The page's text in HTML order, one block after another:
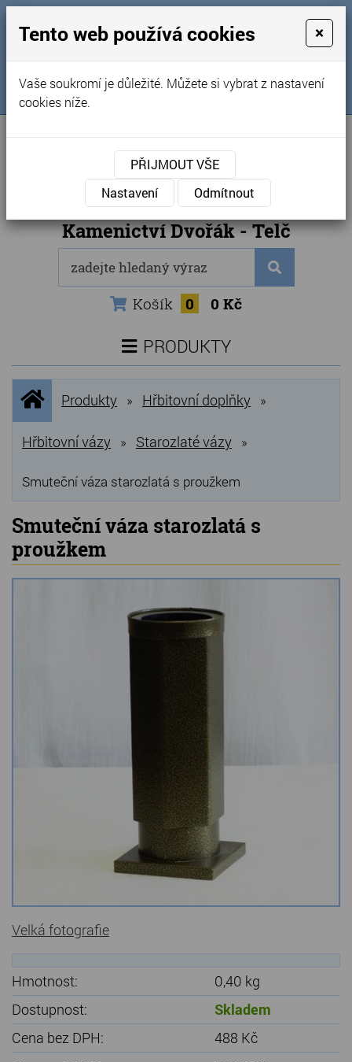
Obchodní podmínky
Kontakty
Naše kamenictví
Sledujte nás na FB
Internetový obchod
Kamenictví Dvořák - Telč
Košík 0 0 Kč
PRODUKTY
NOVINKY
NEJPRODÁVANĚJŠÍ
VÝPRODEJ
Produkty
Grilovací, pečící kameny
Lávové grilovací kameny
Kamenné truhlíky
Chladící kostky a puky
Doplňky do kuchyně
Hřbitovní doplňky
Zvířecí náhrobky a pomníčky
Kamenné stoly, konferenční stolky
Barevné kamenné drti
Štípané kamenné obklady
Dárkové předměty z přírodního kamene
Gabiony, gabionový kámen
Úvodní
stránka
Produkty » Hřbitovní doplňky »
Hřbitovní vázy » Starozlaté vázy »
Smuteční váza starozlatá s proužkem
Smuteční váza starozlatá s
proužkem
Velká fotografie
Hmotnost:
0,40 kg
Dostupnost:
Skladem
Cena bez DPH:
488 Kč
Tento web používá cookies ×
Vaše soukromí je důležité. Můžete si vybrat z nastavení
cookies níže.
PŘIJMOUT VŠE
Nastavení
Odmítnout